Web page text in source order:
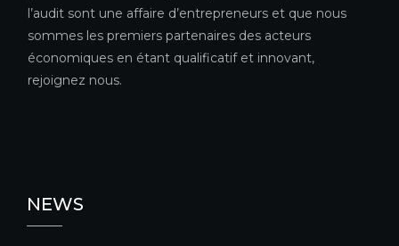
l’audit sont une affaire d’entrepreneurs et que nous
sommes les premiers partenaires des acteurs
économiques en étant qualificatif et innovant,
rejoignez nous.
NEWS